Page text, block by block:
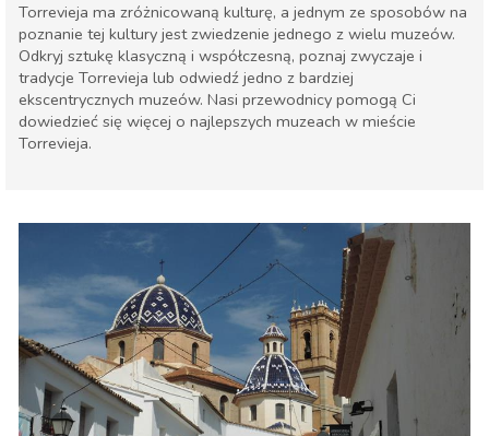
Torrevieja ma zróżnicowaną kulturę, a jednym ze sposobów na
poznanie tej kultury jest zwiedzenie jednego z wielu muzeów.
Odkryj sztukę klasyczną i współczesną, poznaj zwyczaje i
tradycje Torrevieja lub odwiedź jedno z bardziej
ekscentrycznych muzeów. Nasi przewodnicy pomogą Ci
dowiedzieć się więcej o najlepszych muzeach w mieście
Torrevieja.
Dzieci i rodzina
Muzeum & Sztuka